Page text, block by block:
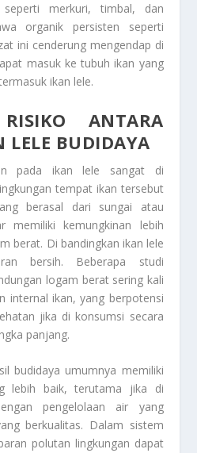
merkuri, timbal, dan
organik persisten seperti
ini cenderung mengendap di
masuk ke tubuh ikan yang
ikan lele.
RISIKO ANTARA
LELE BUDIDAYA
pada ikan lele sangat di
tempat ikan tersebut
berasal dari sungai atau
memiliki kemungkinan lebih
berat. Di bandingkan ikan lele
bersih. Beberapa studi
logam berat sering kali
internal ikan, yang berpotensi
jika di konsumsi secara
panjang.
budidaya umumnya memiliki
lebih baik, terutama jika di
pengelolaan air yang
berkualitas. Dalam sistem
polutan lingkungan dapat